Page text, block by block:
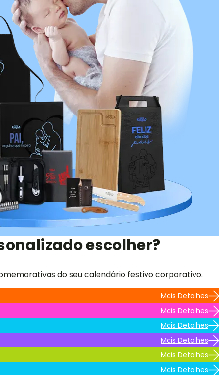
escolher?
do seu calendário festivo corporativo.
Mais Detalhes
Mais Detalhes
Mais Detalhes
Mais Detalhes
Mais Detalhes
Mais Detalhes